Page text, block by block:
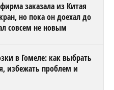
заказала из Китая
но пока он доехал до
совсем не новым
в Гомеле: как выбрать
избежать проблем и